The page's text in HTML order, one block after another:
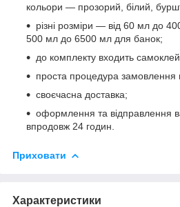
кольори — прозорий, білий,
різні розміри — від 60 мл до
500 мл до 6500 мл для банок;
до комплекту входить
проста процедура замовлення
своєчасна доставка;
оформлення та відправлення
впродовж 24 годин.
Приховати
Характеристики